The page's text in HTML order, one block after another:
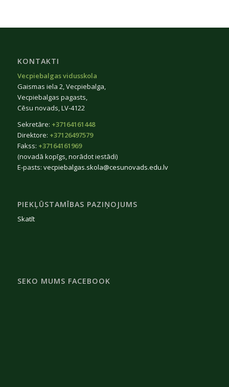
KONTAKTI
Vecpiebalgas vidusskola
Gaismas iela 2, Vecpiebalga,
Vecpiebalgas pagasts,
Cēsu novads, LV-4122
Sekretāre: +37164161448
Direktore: +37126497579
Fakss: +37164161969
(novadā kopīgs, norādot iestādi)
E-pasts: vecpiebalgas.skola@cesunovads.edu.lv
PIEKĻŪSTAMĪBAS PAZIŅOJUMS
Skatīt
SEKO MUMS FACEBOOK